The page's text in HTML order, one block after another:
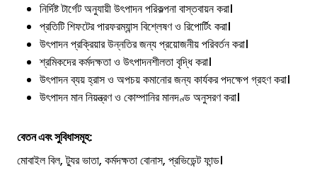
নির্দিষ্ট টার্গেট অনুযায়ী উৎপাদন পরিকল্পনা বাস্তবায়ন করা।
প্রতিটি শিফটের পারফরম্যান্স বিশ্লেষণ ও রিপোর্টিং করা।
উৎপাদন প্রক্রিয়ার উন্নতির জন্য প্রয়োজনীয় পরিবর্তন করা।
শ্রমিকদের কর্মদক্ষতা ও উৎপাদনশীলতা বৃদ্ধি করা।
উৎপাদন ব্যয় হ্রাস ও অপচয় কমানোর জন্য কার্যকর পদক্ষেপ গ্রহণ করা।
উৎপাদন মান নিয়ন্ত্রণ ও কোম্পানির মানদণ্ড অনুসরণ করা।
বেতন এবং সুবিধাসমূহ:
মোবাইল বিল, ট্যুর ভাতা, কর্মদক্ষতা বোনাস, প্রভিডেন্ট ফান্ড।